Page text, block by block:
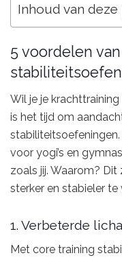
Inhoud van deze
5 voordelen
Wil je je
is het tijd om
voor yogi’s en
zoals jij. Waarom?
sterker en stabieler te
1. Verbeterde
Met core training